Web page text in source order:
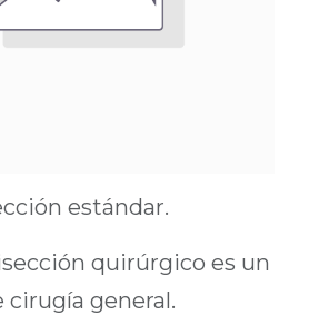
estándar.
quirúrgico es un
general.